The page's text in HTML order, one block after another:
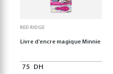
RED RIDGE
Livre d'encre magique Minnie
75 DH